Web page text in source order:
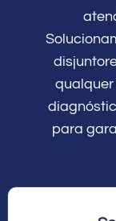
qualquer
para